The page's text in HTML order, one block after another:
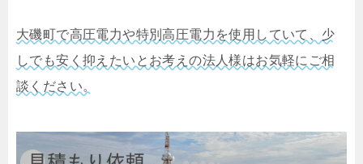
大磯町で高圧電力や特別高圧電力を使用していて、少
しでも安く抑えたいとお考えの法人様はお気軽にご相
談ください。